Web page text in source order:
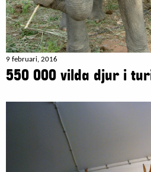
9 februari, 2016
550 000 vilda djur i